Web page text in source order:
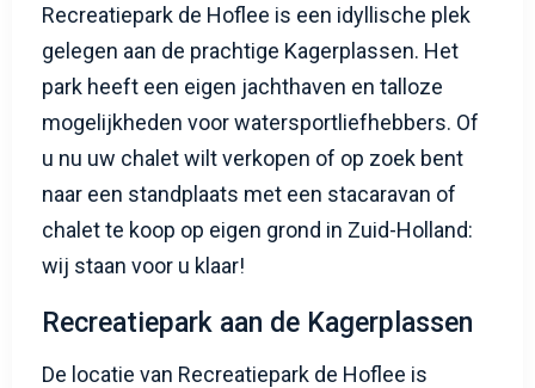
Recreatiepark de Hoflee is een idyllische plek
gelegen aan de prachtige Kagerplassen. Het
park heeft een eigen jachthaven en talloze
mogelijkheden voor watersportliefhebbers. Of
u nu uw chalet wilt verkopen of op zoek bent
naar een standplaats met een stacaravan of
chalet te koop op eigen grond in Zuid-Holland:
wij staan voor u klaar!
Recreatiepark aan de Kagerplassen
De locatie van Recreatiepark de Hoflee is